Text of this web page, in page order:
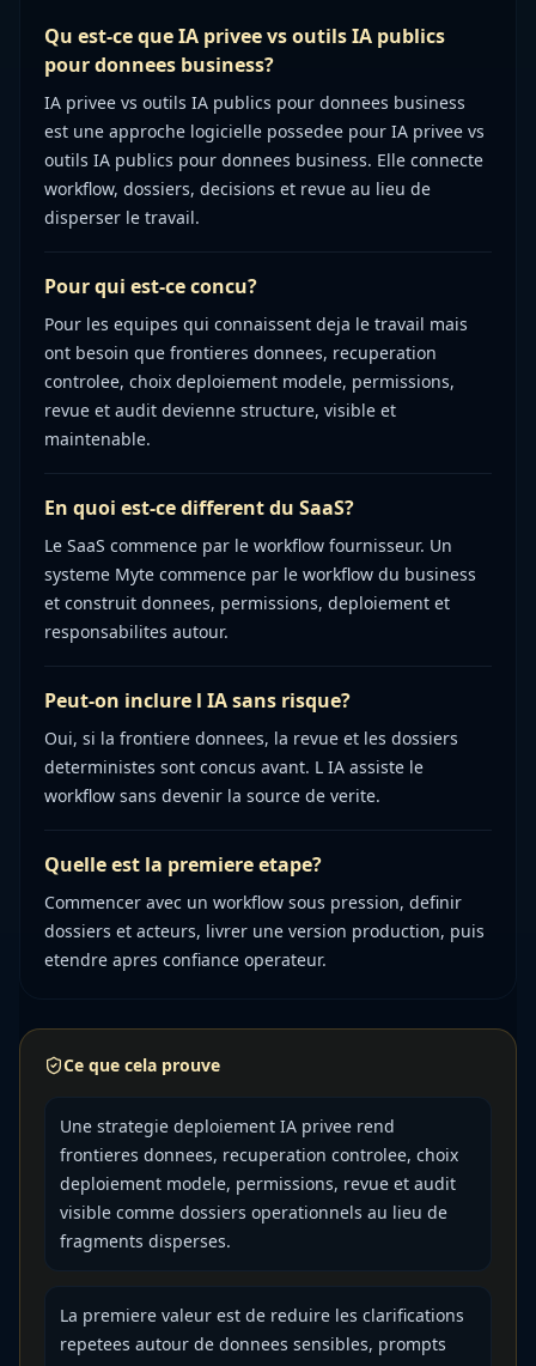
Qu est-ce que IA privee vs outils IA publics
pour donnees business?
IA privee vs outils IA publics pour donnees business
est une approche logicielle possedee pour IA privee vs
outils IA publics pour donnees business. Elle connecte
workflow, dossiers, decisions et revue au lieu de
disperser le travail.
Pour qui est-ce concu?
Pour les equipes qui connaissent deja le travail mais
ont besoin que frontieres donnees, recuperation
controlee, choix deploiement modele, permissions,
revue et audit devienne structure, visible et
maintenable.
En quoi est-ce different du SaaS?
Le SaaS commence par le workflow fournisseur. Un
systeme Myte commence par le workflow du business
et construit donnees, permissions, deploiement et
responsabilites autour.
Peut-on inclure l IA sans risque?
Oui, si la frontiere donnees, la revue et les dossiers
deterministes sont concus avant. L IA assiste le
workflow sans devenir la source de verite.
Quelle est la premiere etape?
Commencer avec un workflow sous pression, definir
dossiers et acteurs, livrer une version production, puis
etendre apres confiance operateur.
Ce que cela prouve
Une strategie deploiement IA privee rend
frontieres donnees, recuperation controlee, choix
deploiement modele, permissions, revue et audit
visible comme dossiers operationnels au lieu de
fragments disperses.
La premiere valeur est de reduire les clarifications
repetees autour de donnees sensibles, prompts